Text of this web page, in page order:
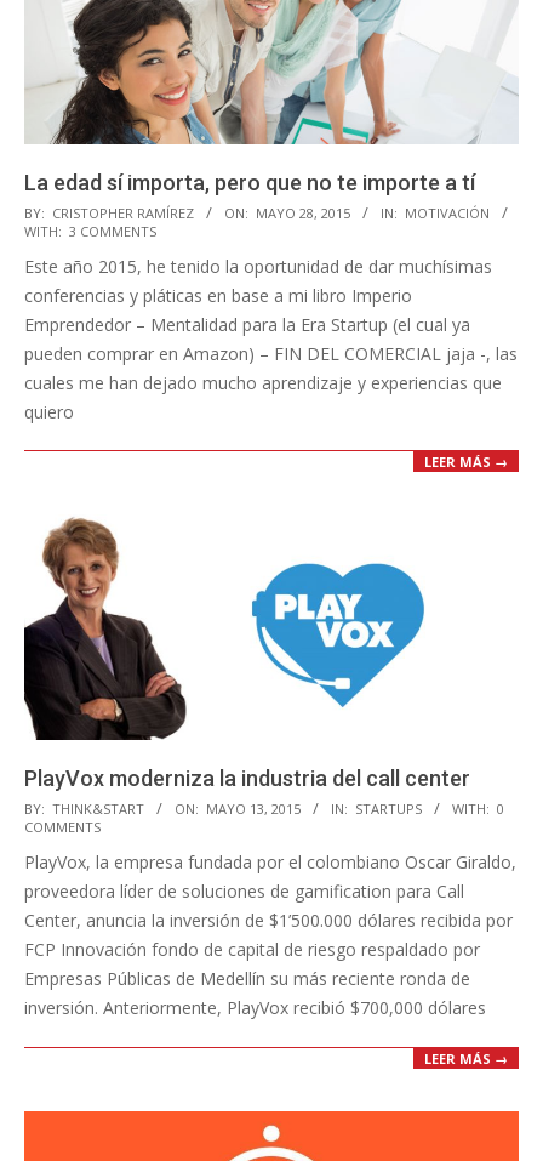
La edad sí importa, pero que no te importe a tí
2015-
05-
28
BY: CRISTOPHER RAMÍREZ ON: MAYO 28, 2015 IN: MOTIVACIÓN
WITH: 3 COMMENTS
Este año 2015, he tenido la oportunidad de dar muchísimas
conferencias y pláticas en base a mi libro Imperio
Emprendedor – Mentalidad para la Era Startup (el cual ya
pueden comprar en Amazon) – FIN DEL COMERCIAL jaja -, las
cuales me han dejado mucho aprendizaje y experiencias que
quiero
LEER MÁS →
PlayVox moderniza la industria del call center
2015-
05-
13
BY: THINK&START ON: MAYO 13, 2015 IN: STARTUPS WITH: 0
COMMENTS
PlayVox, la empresa fundada por el colombiano Oscar Giraldo,
proveedora líder de soluciones de gamification para Call
Center, anuncia la inversión de $1’500.000 dólares recibida por
FCP Innovación fondo de capital de riesgo respaldado por
Empresas Públicas de Medellín su más reciente ronda de
inversión. Anteriormente, PlayVox recibió $700,000 dólares
LEER MÁS →